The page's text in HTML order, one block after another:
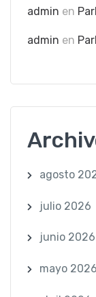
admin en
admin en
agosto
julio 2026
junio 2026
mayo 2026